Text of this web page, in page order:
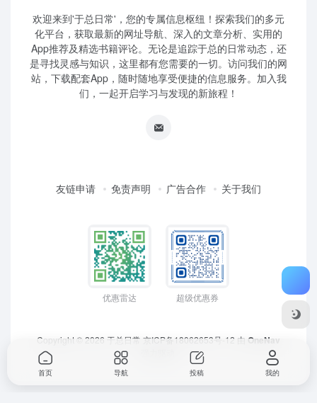
欢迎来到'于总日常'，您的专属信息枢纽！探索我们的多元
化平台，获取最新的网址导航、深入的文章分析、实用的
App推荐及精选书籍评论。无论是追踪于总的日常动态，还
是寻找灵感与知识，这里都有您需要的一切。访问我们的网
站，下载配套App，随时随地享受便捷的信息服务。加入我
们，一起开启学习与发现的新旅程！
友链申请 免责声明 广告合作 关于我们
优惠雷达 超级优惠券
Copyright © 2026 于总日常 京ICP备18062653号-12 由 OneNav
首页 导航 投稿 我的